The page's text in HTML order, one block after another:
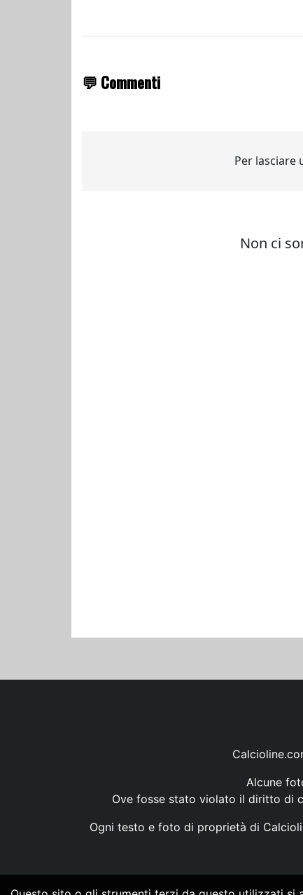
💬 Commenti
Alcune
Ove fosse stato violato il diritto di
Ogni testo e foto di proprietà di